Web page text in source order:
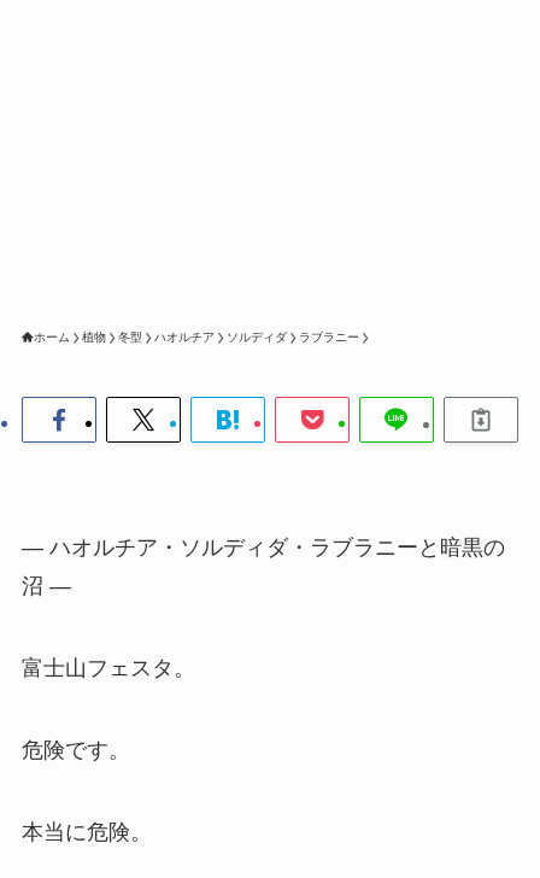
ホーム 植物 冬型 ハオルチア ソルディダ ラブラニー
― ハオルチア・ソルディダ・ラブラニーと暗黒の
沼 ―
富士山フェスタ。
危険です。
本当に危険。